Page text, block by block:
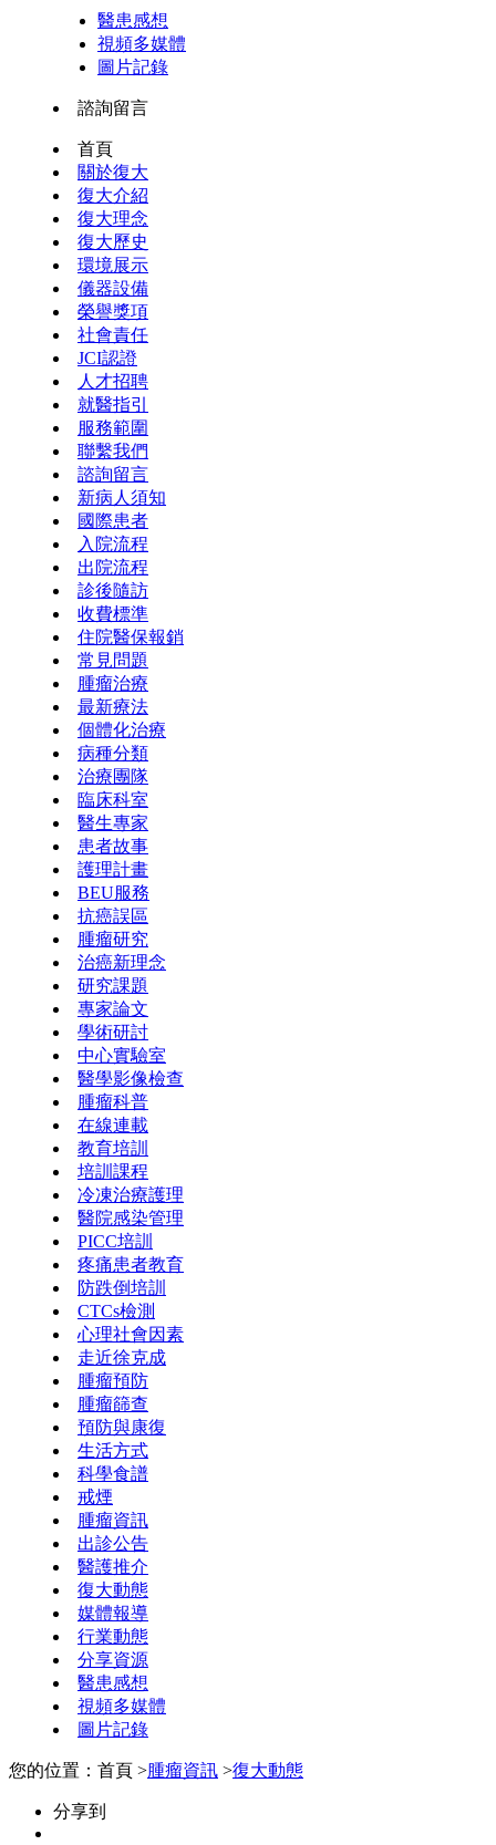
醫患感想
視頻多媒體
圖片記錄
諮詢留言
首頁
關於復大
復大介紹
復大理念
復大歷史
環境展示
儀器設備
榮譽獎項
社會責任
JCI認證
人才招聘
就醫指引
服務範圍
聯繫我們
諮詢留言
新病人須知
國際患者
入院流程
出院流程
診後隨訪
收費標準
住院醫保報銷
常見問題
腫瘤治療
最新療法
個體化治療
病種分類
治療團隊
臨床科室
醫生專家
患者故事
護理計畫
BEU服務
抗癌誤區
腫瘤研究
治癌新理念
研究課題
專家論文
學術研討
中心實驗室
醫學影像檢查
腫瘤科普
在線連載
教育培訓
培訓課程
冷凍治療護理
醫院感染管理
PICC培訓
疼痛患者教育
防跌倒培訓
CTCs檢測
心理社會因素
走近徐克成
腫瘤預防
腫瘤篩查
預防與康復
生活方式
科學食譜
戒煙
腫瘤資訊
出診公告
醫護推介
復大動態
媒體報導
行業動態
分享資源
醫患感想
視頻多媒體
圖片記錄
您的位置：首頁 >腫瘤資訊 >復大動態
分享到